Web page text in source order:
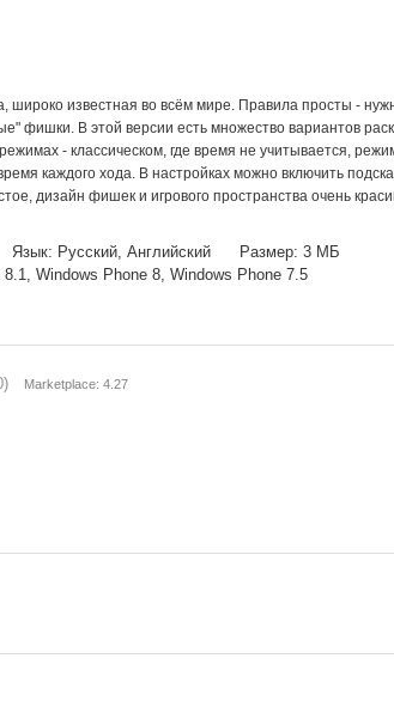
широко известная во всём мире. Правила просты -
фишки. В этой версии есть множество вариантов
- классическом, где время не учитывается,
каждого хода. В настройках можно включить
дизайн фишек и игрового пространства очень
Язык: Русский, Английский
Размер: 3 МБ
Windows Phone 8, Windows Phone 7.5
Marketplace: 4.27